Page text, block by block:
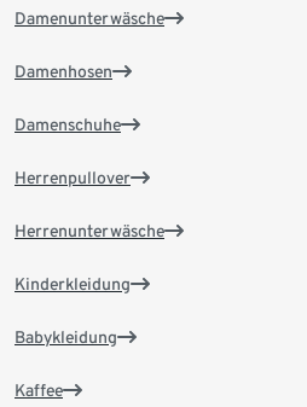
Damenunterwäsche
Damenhosen
Damenschuhe
Herrenpullover
Herrenunterwäsche
Kinderkleidung
Babykleidung
Kaffee